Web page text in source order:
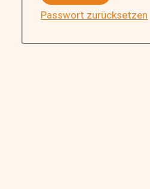
Passwort zurücksetzen